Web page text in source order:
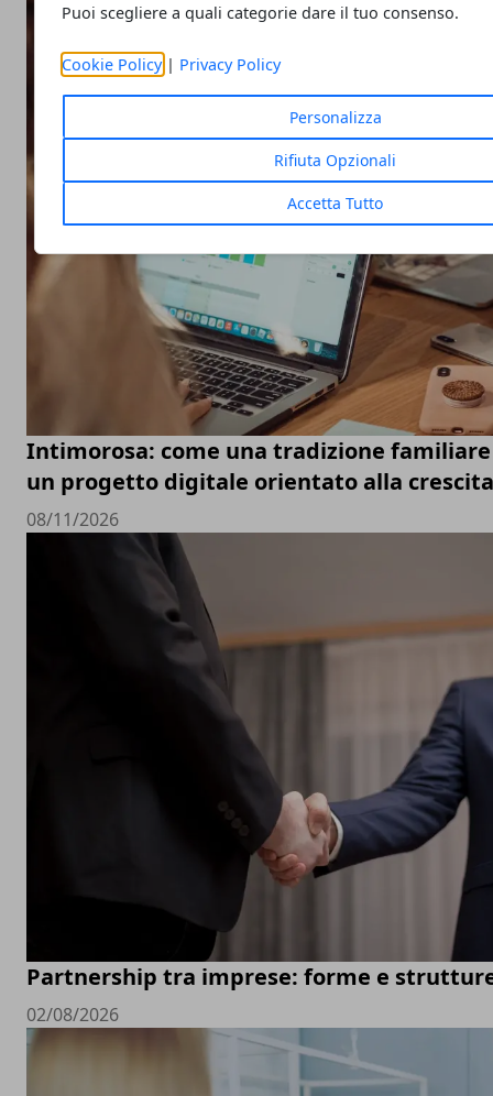
Puoi scegliere a quali categorie dare il tuo consenso.
Cookie Policy| Privacy Policy
Personalizza
Rifiuta Opzionali
Accetta Tutto
Intimorosa: come una tradizione
un progetto digitale orientato alla
08/11/2026
Partnership tra imprese: forme e
02/08/2026